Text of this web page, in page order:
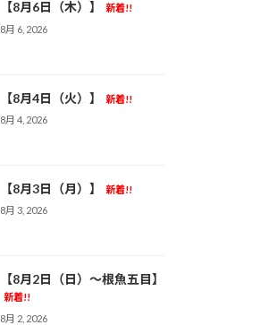
【8月6日（木）】
新着!!
8月 6, 2026
【8月4日（火）】
新着!!
8月 4, 2026
【8月3日（月）】
新着!!
8月 3, 2026
【8月2日（日）～根魚五目】
新着!!
8月 2, 2026